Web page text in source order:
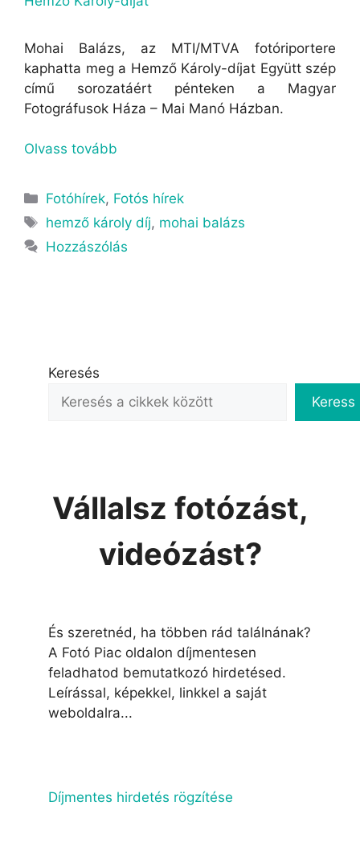
Mohai Balázs, az MTI/MTVA fotóriportere
kaphatta meg a Hemző Károly-díjat Együtt szép
című sorozatáért pénteken a Magyar
Fotográfusok Háza – Mai Manó Házban.
Olvass tovább
Fotóhírek, Fotós hírek
hemző károly díj, mohai balázs
Hozzászólás
Keresés
Keress
Vállalsz fotózást,
videózást?
És szeretnéd, ha többen rád találnának?
A Fotó Piac oldalon díjmentesen
feladhatod bemutatkozó hirdetésed.
Leírással, képekkel, linkkel a saját
weboldalra...
Díjmentes hirdetés rögzítése